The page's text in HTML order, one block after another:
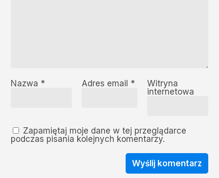
Nazwa * Adres email *
Witryna
internetowa
Zapamiętaj moje dane w tej przeglądarce
podczas pisania kolejnych komentarzy.